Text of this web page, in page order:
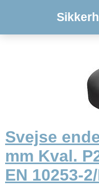
Svejse
mm Kval.
EN 10253-